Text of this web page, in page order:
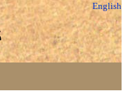
English